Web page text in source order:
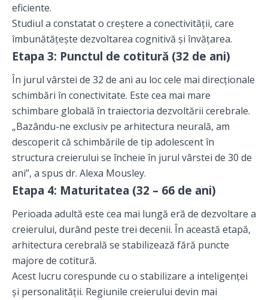
eficiente.
Studiul a constatat o creștere a conectivității, care
îmbunătățește dezvoltarea cognitivă și învățarea.
Etapa 3: Punctul de cotitură (32 de ani)
În jurul vârstei de 32 de ani au loc cele mai direcționale
schimbări în conectivitate. Este cea mai mare
schimbare globală în traiectoria dezvoltării cerebrale.
„Bazându-ne exclusiv pe arhitectura neurală, am
descoperit că schimbările de tip adolescent în
structura creierului se încheie în jurul vârstei de 30 de
ani”, a spus dr. Alexa Mousley.
Etapa 4: Maturitatea (32 – 66 de ani)
Perioada adultă este cea mai lungă eră de dezvoltare a
creierului, durând peste trei decenii. În această etapă,
arhitectura cerebrală se stabilizează fără puncte
majore de cotitură.
Acest lucru corespunde cu o stabilizare a inteligenței
și personalității. Regiunile creierului devin mai